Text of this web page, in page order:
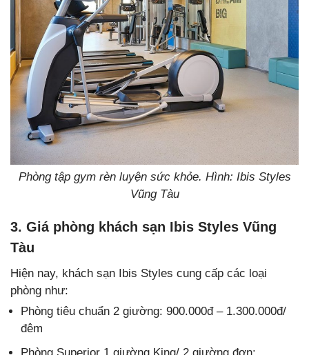
Phòng tập gym rèn luyện sức khỏe. Hình: Ibis Styles
Vũng Tàu
3. Giá phòng khách sạn Ibis Styles Vũng
Tàu
Hiện nay, khách sạn Ibis Styles cung cấp các loại
phòng như:
Phòng tiêu chuẩn 2 giường: 900.000đ – 1.300.000đ/
đêm